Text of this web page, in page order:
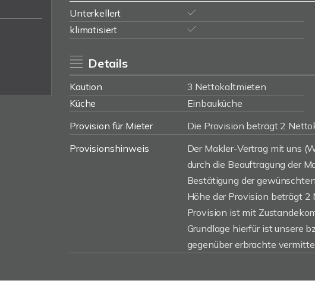
Unterkellert
klimatisiert
Details
Kaution 3 Nettokaltmieten
Küche
Einbauküche
Provision für Mieter
Die Provision beträgt 2
Provisionshinweis
Der Makler-Vertrag mit uns
durch die Beauftragung der
Bestätigung der
Höhe der Provision beträgt
Provision ist mit
Grundlage hierfür ist unsere
gegenüber erbrachte